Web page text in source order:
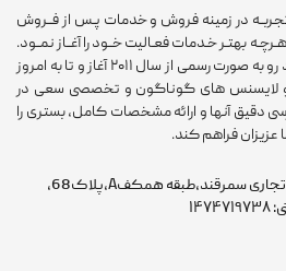
در زمینه فروش و خدمات پـس از فــروش
هـرچـه بهتـر خـدمات فعـالیت خــود را آغــاز نمــود.
گـــروه ساعت کوک فعالیت خود رو به صورت رسمی از سال ۲۰۱۱ آغاز و تا به امروز
و لایسنس های گوناگون و تخصصی سعی در
دقیق آنها و ارائه مشخصات کامل، بستری را
عزیزان فراهم کند.
تهران،جنت آبادجنوبی،مرکز تجاری سمرقند،طبقه همکفA،پلاک68،